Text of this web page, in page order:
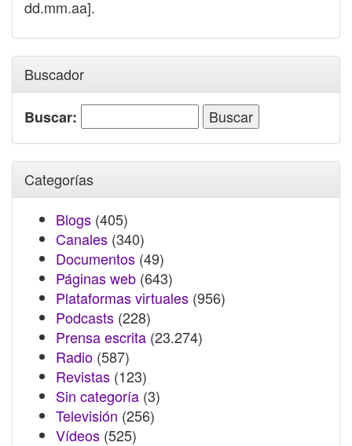
dd.mm.aa].
Buscador
Buscar:
Categorías
Blogs (405)
Canales (340)
Documentos (49)
Páginas web (643)
Plataformas virtuales (956)
Podcasts (228)
Prensa escrita (23.274)
Radio (587)
Revistas (123)
Sin categoría (3)
Televisión (256)
Vídeos (525)